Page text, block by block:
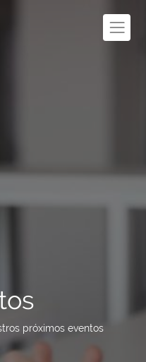
próximos eventos